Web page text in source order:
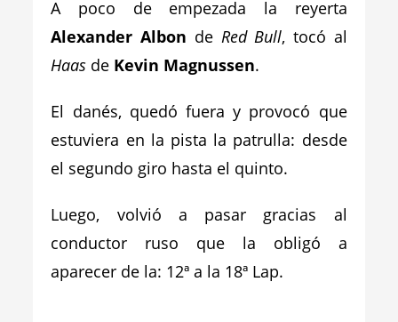
A poco de empezada la reyerta
Alexander Albon de Red Bull, tocó al
Haas de Kevin Magnussen.
El danés, quedó fuera y provocó que
estuviera en la pista la patrulla: desde
el segundo giro hasta el quinto.
Luego, volvió a pasar gracias al
conductor ruso que la obligó a
aparecer de la: 12ª a la 18ª Lap.